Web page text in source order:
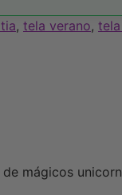
, tela verano,
mágicos